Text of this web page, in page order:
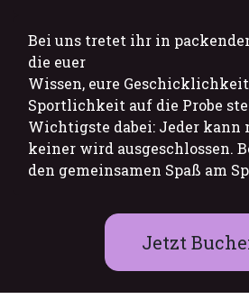
Bei uns tretet ihr in
die euer
Wissen, eure
Sportlichkeit auf die Probe
Wichtigste dabei: Jeder kann
keiner wird ausgeschlossen.
den gemeinsamen Spaß am
Jetzt